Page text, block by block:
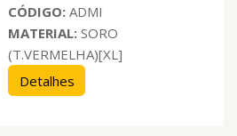
CÓDIGO:ADMI
MATERIAL: SORO
(T.VERMELHA)[XL]
Detalhes